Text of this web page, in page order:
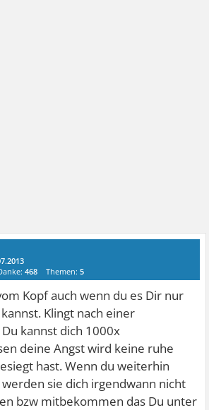
468 Themen:5
Kopf auch wenn du es Dir nur
Klingt nach einer
kannst dich 1000x
deine Angst wird keine ruhe
hast. Wenn du weiterhin
sie dich irgendwann nicht
bzw mitbekommen das Du unter